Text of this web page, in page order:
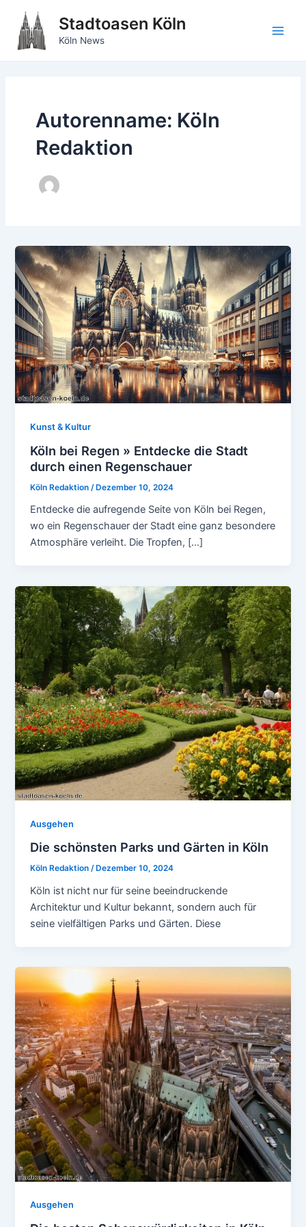
Inhalt
springen
Stadtoasen Köln
Köln News
Autorenname: Köln
Redaktion
Kunst & Kultur
Köln bei Regen » Entdecke die Stadt
durch einen Regenschauer
Köln Redaktion /Dezember 10, 2024
Entdecke die aufregende Seite von Köln bei Regen,
wo ein Regenschauer der Stadt eine ganz besondere
Atmosphäre verleiht. Die Tropfen, […]
Ausgehen
Die schönsten Parks und Gärten in Köln
Köln Redaktion/ Dezember 10, 2024
Köln ist nicht nur für seine beeindruckende
Architektur und Kultur bekannt, sondern auch für
seine vielfältigen Parks und Gärten. Diese
Ausgehen